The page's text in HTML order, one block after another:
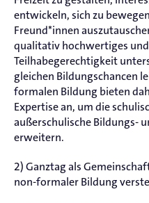
entwickeln, sich zu
Freund*innen
qualitativ hochwertiges
Teilhabegerechtigkeit
gleichen Bildungschancen
formalen Bildung bieten
Expertise an, um die
außerschulische Bildungs-
erweitern.
2) Ganztag als
non-formaler Bildung